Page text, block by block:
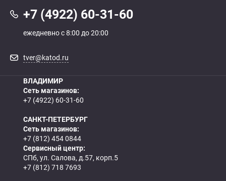
+7 (4922) 60-31-60
ежедневно с 8:00 до 20:00
tver@katod.ru
ВЛАДИМИР
Сеть магазинов:
+7 (4922) 60-31-60
САНКТ-ПЕТЕРБУРГ
Сеть магазинов:
+7 (812) 454 0844
Сервисный центр:
СПб, ул. Салова, д.57, корп.5
+7 (812) 718 7693